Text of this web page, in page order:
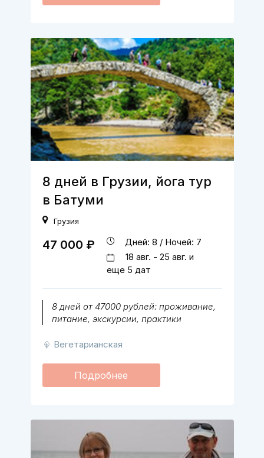
8 дней в Грузии, йога тур
в Батуми
Грузия
8 дней от 47000 рублей: проживание,
питание, экскурсии, практики
Вегетарианская
47 000 ₽
Дней: 8 / Ночей: 7
18 авг. - 25 авг. и
еще 5 дат
Подробнее